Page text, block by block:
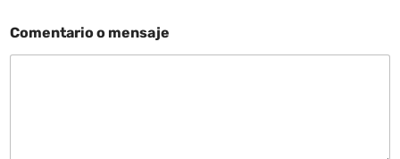
Comentario o mensaje